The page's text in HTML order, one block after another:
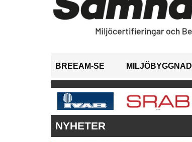
BREEAM-SE MILJÖBYGGNAD
NYHETER